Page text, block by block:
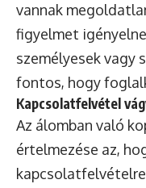
vannak
figyelmet
személyesek vagy
fontos, hogy
Kapcsolatfelvétel
Az álomban való
értelmezése az,